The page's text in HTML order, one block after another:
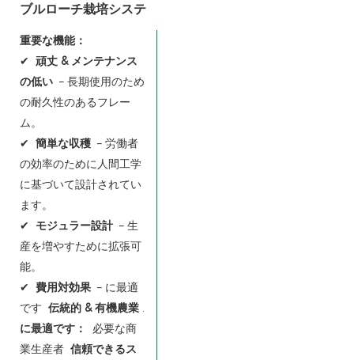
ブルローチ栽培システ
ム
重要な機能：
✔ 頑丈 & メンテナンス
の低い – 長期使用のため
の耐久性のあるフレー
ム。
✔ 簡単な収穫 – 労働者
の効率のために人間工学
に基づいて設計されてい
ます。
✔
モジュラー設計 – 生
産を増やすために拡張可
能。
✔ 費用対効果 – に最適
です 伝統的 & 有機農業 .
に最適です：
必要な商
業生産者 信頼できるス